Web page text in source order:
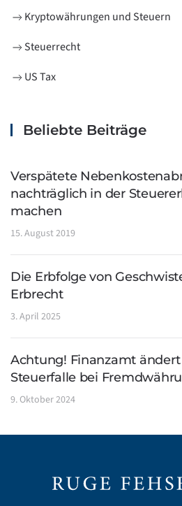
Kryptowährungen und Steuern
Steuerrecht
US Tax
Beliebte Beiträge
Verspätete
nachträglich in der
machen
15. August 2019
Die Erbfolge von
Erbrecht
3. April 2025
Achtung! Finanzamt
Steuerfalle bei
9. Oktober 2024